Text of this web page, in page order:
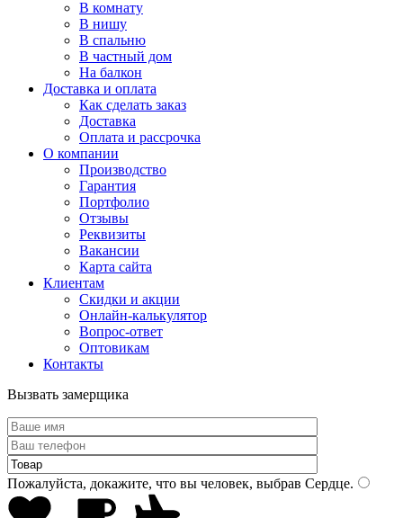
В комнату
В нишу
В спальню
В частный дом
На балкон
Доставка и оплата
Как сделать заказ
Доставка
Оплата и рассрочка
О компании
Производство
Гарантия
Портфолио
Отзывы
Реквизиты
Вакансии
Карта сайта
Клиентам
Скидки и акции
Онлайн-калькулятор
Вопрос-ответ
Оптовикам
Контакты
Вызвать замерщика
Пожалуйста, докажите, что вы человек, выбрав Сердце.